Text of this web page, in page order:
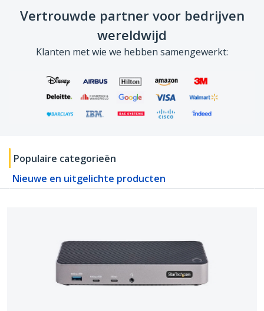
Live 24/5 In-house
Ondersteuning
Ervaren
Adviseurs
EcoVadis Gold
Sustainability Rating
Accessoires
Vertrouwde partner voor bedrijven
wereldwijd
Klanten met wie we hebben samengewerkt:
Populaire categorieën
Nieuwe en uitgelichte producten